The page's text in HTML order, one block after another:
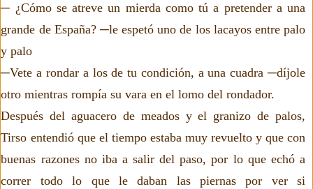
─ ¿Cómo se atreve un mierda como tú a pretender a una
grande de España? ─le espetó uno de los lacayos entre palo
y palo
─Vete a rondar a los de tu condición, a una cuadra ─díjole
otro mientras rompía su vara en el lomo del rondador.
Después del aguacero de meados y el granizo de palos,
Tirso entendió que el tiempo estaba muy revuelto y que con
buenas razones no iba a salir del paso, por lo que echó a
correr todo lo que le daban las piernas por ver si